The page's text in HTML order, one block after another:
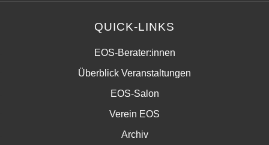
QUICK-LINKS
EOS-Berater:innen
Überblick Veranstaltungen
EOS-Salon
Verein EOS
Archiv